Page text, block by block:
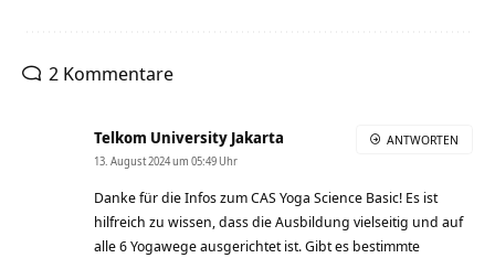
2 Kommentare
Telkom University Jakarta
13. August 2024 um 05:49 Uhr
Danke für die Infos zum CAS Yoga Science Basic! Es ist
hilfreich zu wissen, dass die Ausbildung vielseitig und auf
alle 6 Yogawege ausgerichtet ist. Gibt es bestimmte
ANTWORTEN